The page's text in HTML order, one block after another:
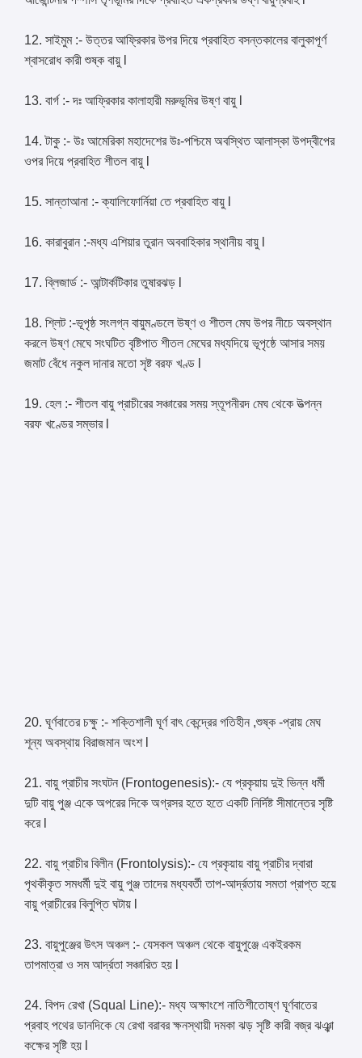
12. সাইমুম :- উত্তর আফ্রিকার উপর দিয়ে প্রবাহিত বসন্তকালের বালুকাপূর্ণ
শ্বাসরোধ কারী শুষ্ক বায়ু l
13. বার্গ :- দঃ আফ্রিকার কালাহারী মরুভূমির উষ্ণ বায়ু l
14. টাকু :- উঃ আমেরিকা মহাদেশের উঃ-পশ্চিমে অবস্থিত আলাস্কা উপদ্বীপের
ওপর দিয়ে প্রবাহিত শীতল বায়ু l
15. সান্তাআনা :- ক্যালিফোর্নিয়া তে প্রবাহিত বায়ু l
16. কারাবুরান :-মধ্য এশিয়ার তুরান অববাহিকার স্থানীয় বায়ু l
17. ব্লিজার্ড :- আন্টার্কটিকার তুষারঝড় l
18. শ্লিট :-ভূপৃষ্ঠ সংলগ্ন বায়ুমণ্ডলে উষ্ণ ও শীতল মেঘ উপর নীচে অবস্থান
করলে উষ্ণ মেঘে সংঘটিত বৃষ্টিপাত শীতল মেঘের মধ্যদিয়ে ভূপৃষ্ঠে আসার সময়
জমাট বেঁধে নকুল দানার মতো সৃষ্ট বরফ খণ্ড l
19. হেল :- শীতল বায়ু প্রাচীরের সঞ্চারের সময় স্তূপনীরদ মেঘ থেকে উত্পন্ন
বরফ খণ্ডের সম্ভার l
20. ঘূর্ণবাতের চক্ষু :- শক্তিশালী ঘূর্ণ বাৎ কেন্দ্রের গতিহীন ,শুষ্ক -প্রায় মেঘ
শূন্য অবস্থায় বিরাজমান অংশ l
21. বায়ু প্রাচীর সংঘটন (Frontogenesis):- যে প্রকৃয়ায় দুই ভিন্ন ধর্মী
দুটি বায়ু পুঞ্জ একে অপরের দিকে অগ্রসর হতে হতে একটি নির্দিষ্ট সীমান্তের সৃষ্টি
করে l
22. বায়ু প্রাচীর বিলীন (Frontolysis):- যে প্রকৃয়ায় বায়ু প্রাচীর দ্বারা
পৃথকীকৃত সমধর্মী দুই বায়ু পুঞ্জ তাদের মধ্যবর্তী তাপ-আর্দ্রতায় সমতা প্রাপ্ত হয়ে
বায়ু প্রাচীরের বিলুপ্তি ঘটায় l
23. বায়ুপুঞ্জের উৎস অঞ্চল :- যেসকল অঞ্চল থেকে বায়ুপুঞ্জে একইরকম
তাপমাত্রা ও সম আর্দ্রতা সঞ্চারিত হয় l
24. বিপদ রেখা (Squal Line):- মধ্য অক্ষাংশে নাতিশীতোষ্ণ ঘূর্ণবাতের
প্রবাহ পথের ডানদিকে যে রেখা বরাবর ক্ষনস্থায়ী দমকা ঝড় সৃষ্টি কারী বজ্র ঝঞ্ঝা
কক্ষের সৃষ্টি হয় l